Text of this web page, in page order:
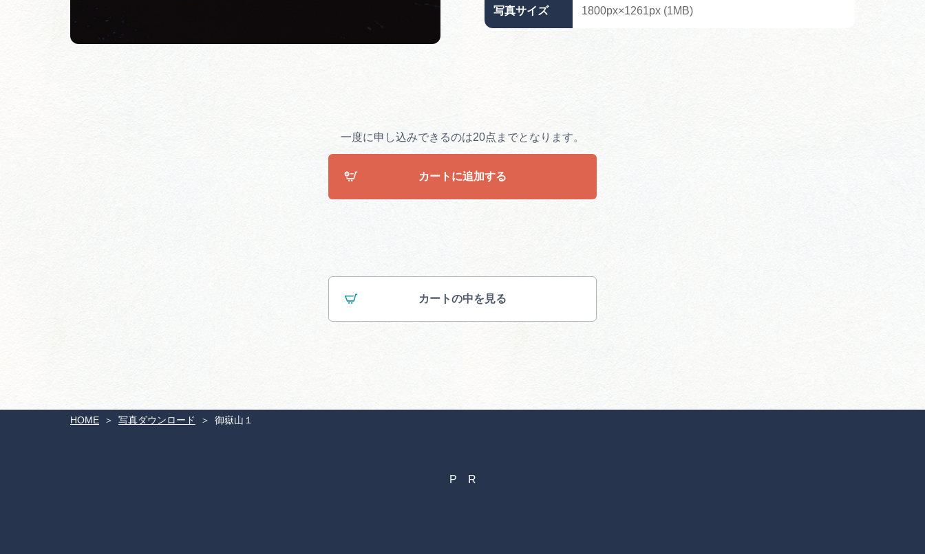
行きたいリストを見る
HOME 写真ダウンロード 御嶽山１
写真サイズ 1800px×1261px (1MB)
一度に申し込みできるのは20点までとなります。
カートに追加する
カートの中を見る